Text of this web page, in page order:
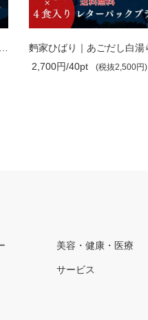
2,700円/40pt
(税抜2,500円)
美容・健康・医療
サービス